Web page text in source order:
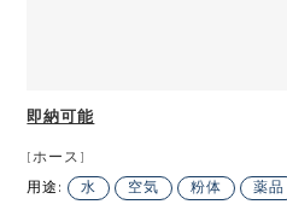
即納可能
[ホース]
用途:
水 空気 粉体 薬品